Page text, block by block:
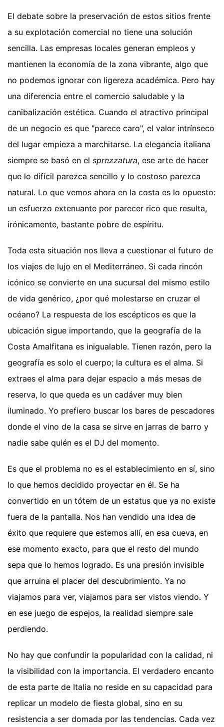
El debate sobre la preservación de estos sitios frente
a su explotación comercial no tiene una solución
sencilla. Las empresas locales generan empleos y
mantienen la economía de la zona vibrante, algo que
no podemos ignorar con ligereza académica. Pero hay
una diferencia entre el comercio saludable y la
canibalización estética. Cuando el atractivo principal
de un negocio es que "parece caro", el valor intrínseco
del lugar empieza a marchitarse. La elegancia italiana
siempre se basó en el sprezzatura, ese arte de hacer
que lo difícil parezca sencillo y lo costoso parezca
natural. Lo que vemos ahora en la costa es lo opuesto:
un esfuerzo extenuante por parecer rico que resulta,
irónicamente, bastante pobre de espíritu.
Toda esta situación nos lleva a cuestionar el futuro de
los viajes de lujo en el Mediterráneo. Si cada rincón
icónico se convierte en una sucursal del mismo estilo
de vida genérico, ¿por qué molestarse en cruzar el
océano? La respuesta de los escépticos es que la
ubicación sigue importando, que la geografía de la
Costa Amalfitana es inigualable. Tienen razón, pero la
geografía es solo el cuerpo; la cultura es el alma. Si
extraes el alma para dejar espacio a más mesas de
reserva, lo que queda es un cadáver muy bien
iluminado. Yo prefiero buscar los bares de pescadores
donde el vino de la casa se sirve en jarras de barro y
nadie sabe quién es el DJ del momento.
Es que el problema no es el establecimiento en sí, sino
lo que hemos decidido proyectar en él. Se ha
convertido en un tótem de un estatus que ya no existe
fuera de la pantalla. Nos han vendido una idea de
éxito que requiere que estemos allí, en esa cueva, en
ese momento exacto, para que el resto del mundo
sepa que lo hemos logrado. Es una presión invisible
que arruina el placer del descubrimiento. Ya no
viajamos para ver, viajamos para ser vistos viendo. Y
en ese juego de espejos, la realidad siempre sale
perdiendo.
No hay que confundir la popularidad con la calidad, ni
la visibilidad con la importancia. El verdadero encanto
de esta parte de Italia no reside en su capacidad para
replicar un modelo de fiesta global, sino en su
resistencia a ser domada por las tendencias. Cada vez